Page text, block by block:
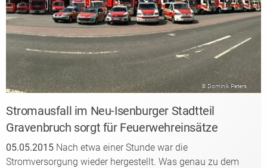
© Dominik Peters
Stromausfall im Neu-Isenburger Stadtteil
Gravenbruch sorgt für Feuerwehreinsätze
05.05.2015 Nach etwa einer Stunde war die
Stromversorgung wieder hergestellt. Was genau zu dem